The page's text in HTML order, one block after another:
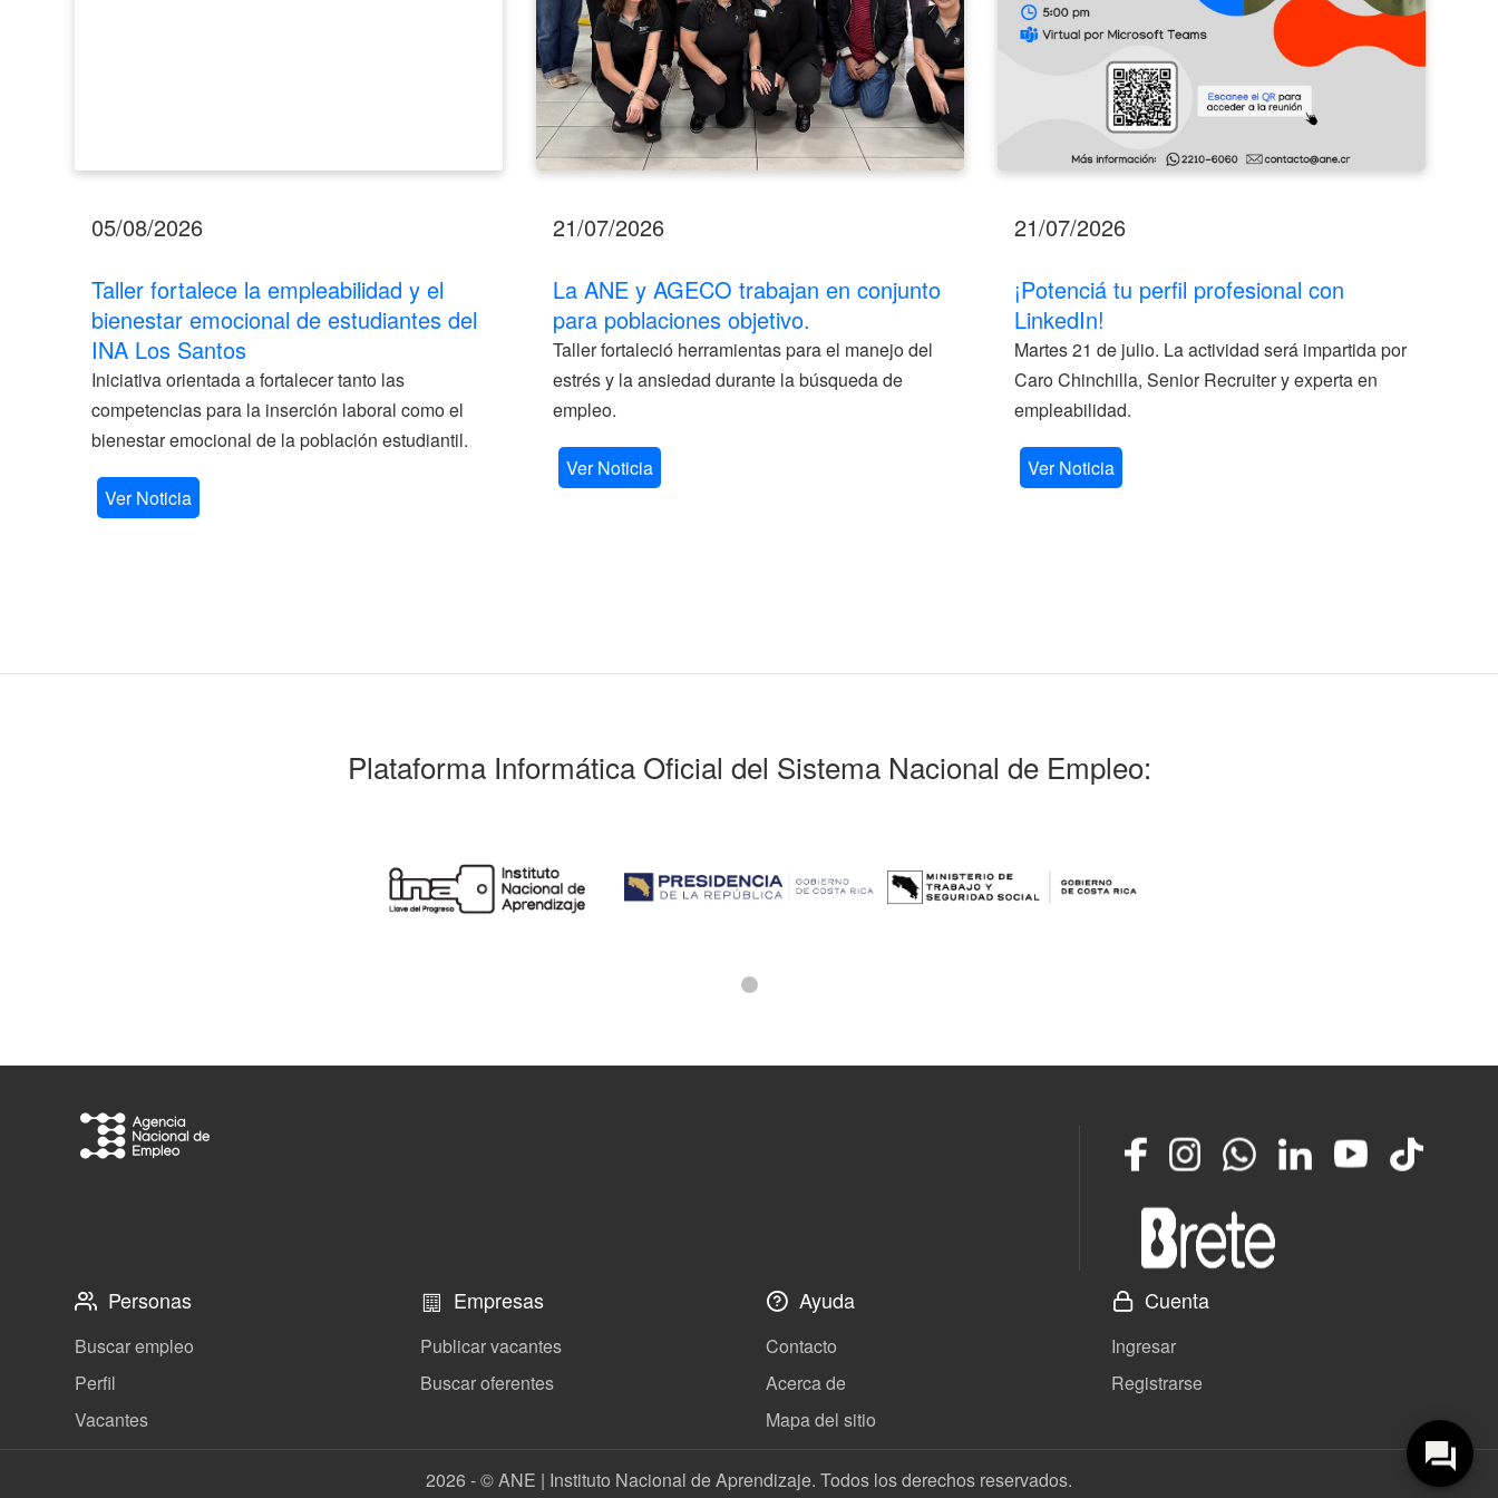
05/08/2026
Taller fortalece la empleabilidad y el
bienestar emocional de estudiantes del
INA Los Santos
Iniciativa orientada a fortalecer tanto las
competencias para la inserción laboral como el
bienestar emocional de la población estudiantil.
Ver Noticia
21/07/2026
La ANE y AGECO trabajan en conjunto
para poblaciones objetivo.
Taller fortaleció herramientas para el manejo del
estrés y la ansiedad durante la búsqueda de
empleo.
Ver Noticia
21/07/2026
¡Potenciá tu perfil profesional con
LinkedIn!
Martes 21 de julio. La actividad será impartida por
Caro Chinchilla, Senior Recruiter y experta en
empleabilidad.
Ver Noticia
Plataforma Informática Oficial del Sistema Nacional de Empleo:
FacebookInstagramWhatsappLinkedInYouTube
TikTok
Personas
Buscar empleo
Perfil
Vacantes
Empresas
Publicar vacantes
Buscar oferentes
Ayuda
Contacto
Acerca de
Mapa del sitio
Cuenta
Ingresar
Registrarse
2026 - © ANE | Instituto Nacional de Aprendizaje. Todos los derechos reservados.